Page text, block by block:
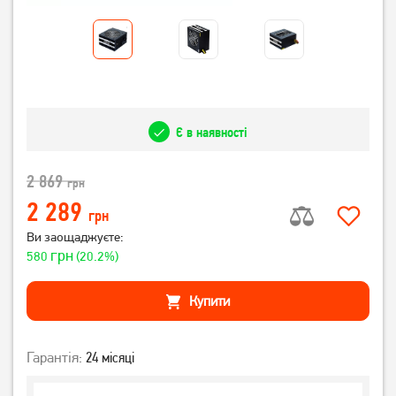
Є в наявності
2 869грн
2 289 грн
Ви заощаджуєте:
580 грн(20.2%)
Купити
Гарантія: 24 місяці